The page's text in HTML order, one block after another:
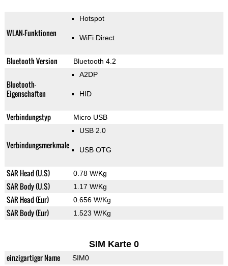
WLAN-Funktionen
Hotspot
WiFi Direct
Bluetooth Version Bluetooth 4.2
Bluetooth-
Eigenschaften
A2DP
HID
Verbindungstyp Micro USB
Verbindungsmerkmale
USB 2.0
USB OTG
SAR Head (U.S) 0.78 W/Kg
SAR Body (U.S) 1.17 W/Kg
SAR Head (Eur) 0.656 W/Kg
SAR Body (Eur) 1.523 W/Kg
SIM Karte 0
einzigartiger Name SIM0